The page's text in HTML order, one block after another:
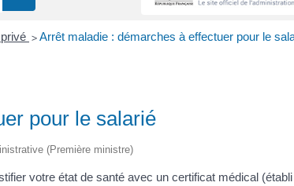
> Arrêt maladie : démarches à effectuer pour le
pour le salarié
(Première ministre)
votre état de santé avec un certificat médical